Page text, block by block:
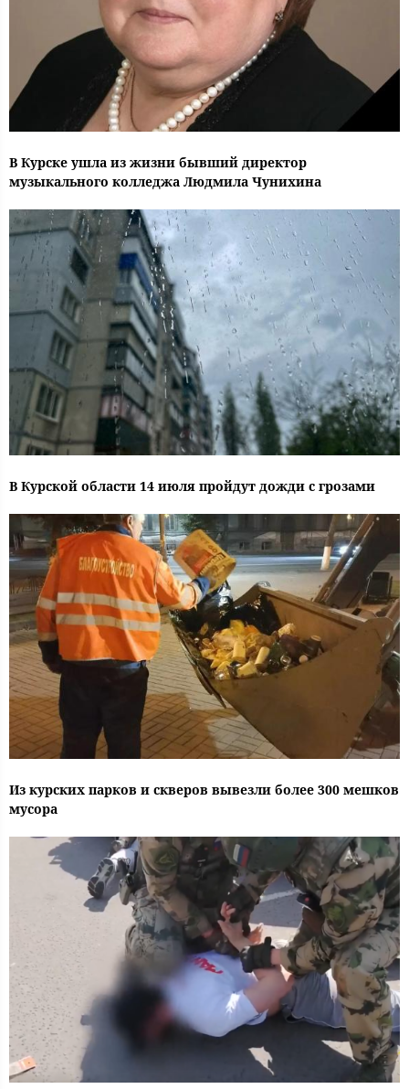
В Курске ушла из жизни бывший директор
музыкального колледжа Людмила Чунихина
В Курской области 14 июля пройдут дожди с грозами
Из курских парков и скверов вывезли более 300 мешков
мусора